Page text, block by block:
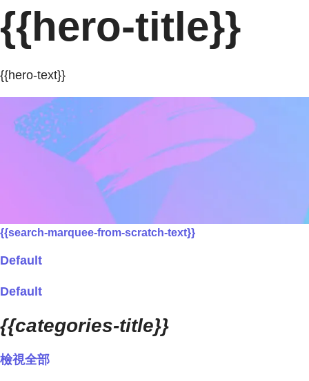
{{hero-title}}
{{hero-text}}
{{search-marquee-from-scratch-text}}
Default
Default
{{categories-title}}
檢視全部